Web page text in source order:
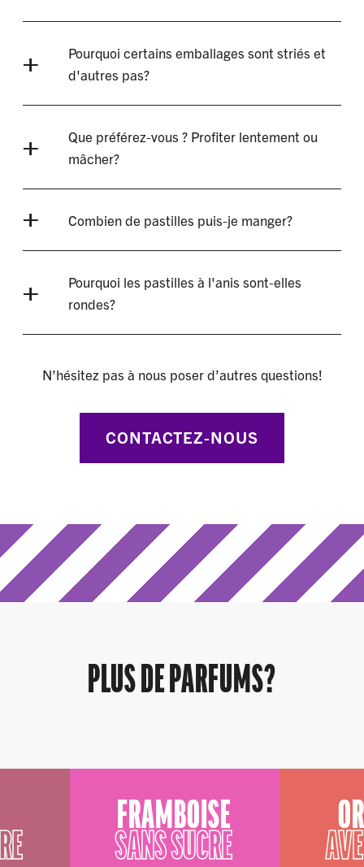
Pourquoi certains emballages sont striés et
d'autres pas?
Que préférez-vous ? Profiter lentement ou
mâcher?
Combien de pastilles puis-je manger?
Pourquoi les pastilles à l'anis sont-elles
rondes?
N’hésitez pas à nous poser d’autres questions!
CONTACTEZ-NOUS
PLUS DE PARFUMS?
FRAMBOISE
SANS SUCRE